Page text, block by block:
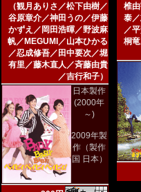
（観月ありさ／松下由樹／
谷原章介／神田うの／伊藤
かずえ／岡田浩暉／野波麻
帆／MEGUMI／山本ひかる
／忍成修吾／田中要次／堀
有里／藤木直人／斉藤由貴
／吉行和子）
日本製作
(2000年
～)
2009年製
作（製作
国 日本）
椎
泰
／
桐